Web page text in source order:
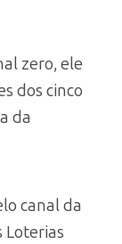
zero, ele
dos cinco
da
canal da
Loterias